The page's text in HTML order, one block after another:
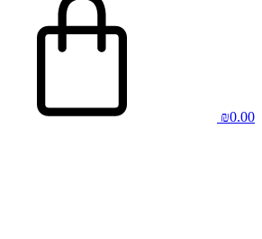
₪0.00